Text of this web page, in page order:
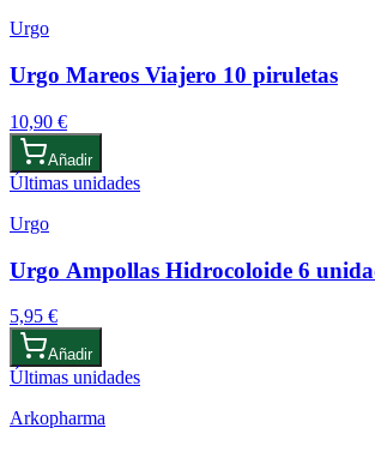
Urgo
Urgo Mareos Viajero 10 piruletas
10,90 €
Añadir
Últimas unidades
Urgo
Urgo Ampollas Hidrocoloide 6
5,95 €
Añadir
Últimas unidades
Arkopharma